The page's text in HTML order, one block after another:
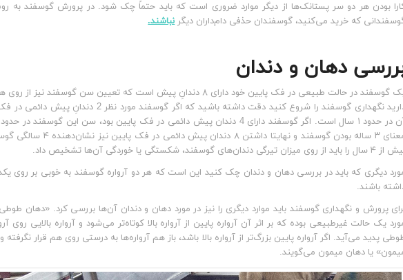
بودن هر دو سر پستانک‌ها از دیگر موارد ضروری است که باید حتماً چک شود. در پرورش گوسفند به
که خرید می‌کنید، گوسفندان حذفی دام‌داران دیگرنباشند.
دهان و دندان
یک گوسفند در حالت طبیعی در فک پایین خود دارای ۸ دندانِ پیش است که
دارید نگهداری گوسفند را شروع کنید دقت داشته
معنای ۳ ساله بودن
از روی میزان تیرگی دندان‌های گوسفند، شکستگی یا خوردگی‌ آن‌ها تشخیص داد.
دیگری که باید در بررسی دهان و دندان چک کنید این است که هر دو آرواره گوسفند به خوبی بر روی
باشند.
پرورش و نگهداری گوسفند باید موارد دیگری را نیز در مورد دهان و دندان آن‌ها بررسی کرد. «دهان
یک حالت غیرطبیعی بوده که بر اثر آن آرواره پایین از آرواره بالا کوتاه‌تر می‌شود و آرواره بالایی روی
پدید می‌آید. اگر آرواره پایین بزرگ‌تر از آرواره بالا باشد، باز هم آرواره‌ها به درستی روی هم قرار
یا دهان میمون می‌گویند.